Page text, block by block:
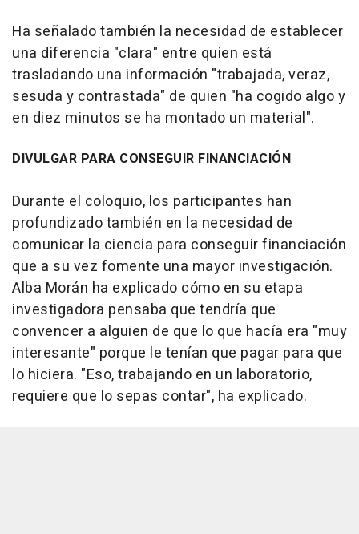
Ha señalado también la necesidad de establecer
una diferencia "clara" entre quien está
trasladando una información "trabajada, veraz,
sesuda y contrastada" de quien "ha cogido algo y
en diez minutos se ha montado un material".
DIVULGAR PARA CONSEGUIR FINANCIACIÓN
Durante el coloquio, los participantes han
profundizado también en la necesidad de
comunicar la ciencia para conseguir financiación
que a su vez fomente una mayor investigación.
Alba Morán ha explicado cómo en su etapa
investigadora pensaba que tendría que
convencer a alguien de que lo que hacía era "muy
interesante" porque le tenían que pagar para que
lo hiciera. "Eso, trabajando en un laboratorio,
requiere que lo sepas contar", ha explicado.